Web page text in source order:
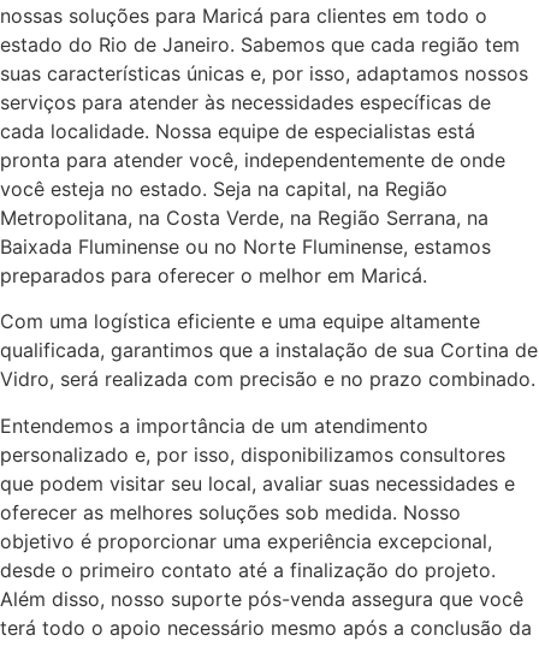
nossas soluções para Maricá para clientes em todo o
estado do Rio de Janeiro. Sabemos que cada região tem
suas características únicas e, por isso, adaptamos nossos
serviços para atender às necessidades específicas de
cada localidade. Nossa equipe de especialistas está
pronta para atender você, independentemente de onde
você esteja no estado. Seja na capital, na Região
Metropolitana, na Costa Verde, na Região Serrana, na
Baixada Fluminense ou no Norte Fluminense, estamos
preparados para oferecer o melhor em Maricá.
Com uma logística eficiente e uma equipe altamente
qualificada, garantimos que a instalação de sua Cortina de
Vidro, será realizada com precisão e no prazo combinado.
Entendemos a importância de um atendimento
personalizado e, por isso, disponibilizamos consultores
que podem visitar seu local, avaliar suas necessidades e
oferecer as melhores soluções sob medida. Nosso
objetivo é proporcionar uma experiência excepcional,
desde o primeiro contato até a finalização do projeto.
Além disso, nosso suporte pós-venda assegura que você
terá todo o apoio necessário mesmo após a conclusão da